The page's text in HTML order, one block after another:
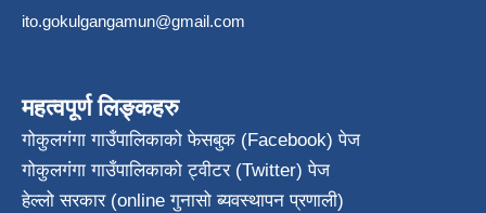
ito.gokulgangamun@gmail.com
महत्वपूर्ण लिङ्कहरु
गोकुलगंगा गाउँपालिकाको फेसबुक (Facebook) पेज
गोकुलगंगा गाउँपालिकाको ट्वीटर (Twitter) पेज
हेल्लो सरकार (online गुनासो ब्यवस्थापन प्रणाली)